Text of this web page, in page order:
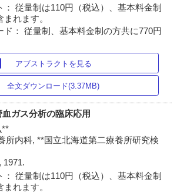
： 従量制は110円（税込）、基本料金制
れます。
ド： 従量制、基本料金制の方共に770円
アブストラクトを見る
全文ダウンロード(3.37MB)
ガス分析の臨床応用
**
所内科, **国立北海道第二療養所研究検
1971.
： 従量制は110円（税込）、基本料金制
れます。